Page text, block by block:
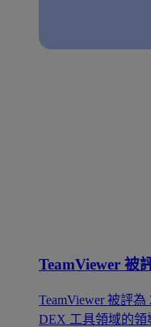
TeamViewer 被
TeamViewer 被評
DEX 工具領域的領